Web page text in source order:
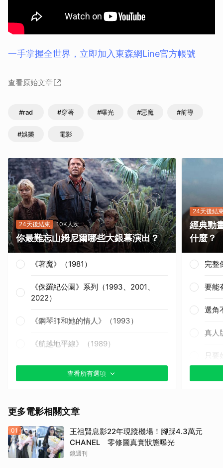
一手掌握全世界，立即加入東森網Line官方帳號
查看原始文章
#rad #穿著 #曝光 #惡魔 #前導
#娛樂 電影
24天後結束 10K人次
你最難忘山姆尼爾哪些大銀幕演出？
《著魔》（1981）
《侏羅紀公園》系列（1993、2001、
2022）
《鋼琴師和她的情人》（1993）
《航越地平線》（1989）
《獵殺紅色十月》（1990）
《撕裂地平線》（1997）
《變人》（1999）
《鋼鐵墳墓》（2013）
查看所有選項
24天後結
經典動
什麼？
完整
要能
選角
真人
只要
更多電影相關文章
01
王祖賢息影22年現蹤機場！腳踩4.3萬元
CHANEL 零修圖真實狀態曝光
鏡週刊